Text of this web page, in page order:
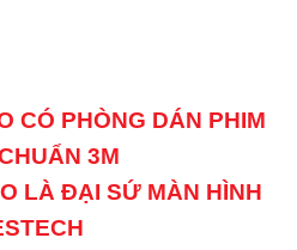
CÓ PHÒNG DÁN PHIM
3M
LÀ ĐẠI SỨ MÀN HÌNH